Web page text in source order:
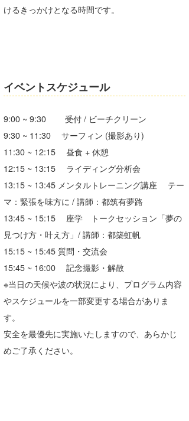
けるきっかけとなる時間です。
イベントスケジュール
9:00 ~ 9:30 受付 / ビーチクリーン
9:30 ~ 11:30 サーフィン (撮影あり)
11:30 ~ 12:15 昼食 + 休憩
12:15 ~ 13:15 ライディング分析会
13:15 ~ 13:45 メンタルトレーニング講座 テー
マ：緊張を味方に / 講師：都筑有夢路
13:45 ~ 15:15 座学 トークセッション「夢の
見つけ方・叶え方」/ 講師：都築虹帆
15:15 ~ 15:45 質問・交流会
15:45 ~ 16:00 記念撮影・解散
※当日の天候や波の状況により、プログラム内容
やスケジュールを一部変更する場合がありま
す。
安全を最優先に実施いたしますので、あらかじ
めご了承ください。
chappy